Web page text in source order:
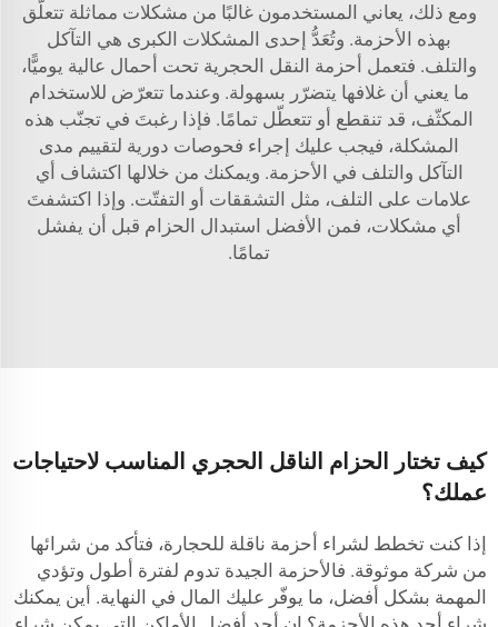
ومع ذلك، يعاني المستخدمون غالبًا من مشكلات مماثلة تتعلّق
بهذه الأحزمة. وتُعَدُّ إحدى المشكلات الكبرى هي التآكل
والتلف. فتعمل أحزمة النقل الحجرية تحت أحمال عالية يوميًّا،
ما يعني أن غلافها يتضرّر بسهولة. وعندما تتعرّض للاستخدام
المكثّف، قد تنقطع أو تتعطّل تمامًا. فإذا رغبتَ في تجنّب هذه
المشكلة، فيجب عليك إجراء فحوصات دورية لتقييم مدى
التآكل والتلف في الأحزمة. ويمكنك من خلالها اكتشاف أي
علامات على التلف، مثل التشققات أو التفتّت. وإذا اكتشفتَ
أي مشكلات، فمن الأفضل استبدال الحزام قبل أن يفشل
تمامًا.
كيف تختار الحزام الناقل الحجري المناسب لاحتياجات
عملك؟
إذا كنت تخطط لشراء أحزمة ناقلة للحجارة، فتأكد من شرائها
من شركة موثوقة. فالأحزمة الجيدة تدوم لفترة أطول وتؤدي
المهمة بشكل أفضل، ما يوفّر عليك المال في النهاية. أين يمكنك